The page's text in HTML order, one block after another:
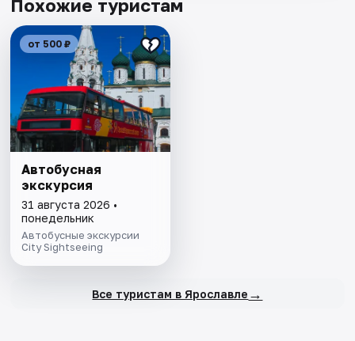
Похожие туристам
от 500 ₽
Автобусная
экскурсия
31 августа 2026 •
понедельник
Автобусные экскурсии
City Sightseeing
Все туристам в Ярославле →